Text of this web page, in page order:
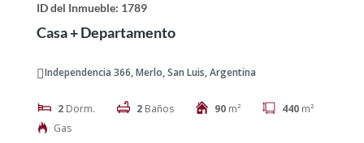
ID del Inmueble: 1789
Casa + Departamento
Independencia 366, Merlo, San Luis, Argentina
2 Dorm. 2 Baños 90 m² 440 m²
Gas